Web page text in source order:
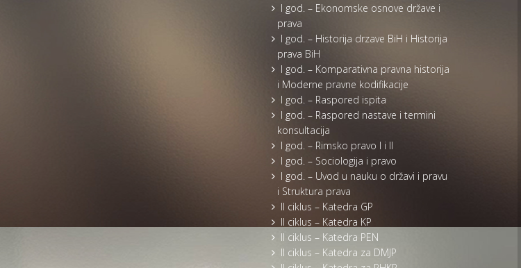
I god. – Ekonomske osnove države i
prava
I god. – Historija drzave BiH i Historija
prava BiH
I god. – Komparativna pravna historija
i Moderne pravne kodifikacije
I god. – Raspored ispita
I god. – Raspored nastave i termini
konsultacija
I god. – Rimsko pravo I i II
I god. – Sociologija i pravo
I god. – Uvod u nauku o državi i pravu
i Struktura prava
II ciklus – Katedra GP
II ciklus – Katedra KP
II ciklus – Katedra PEN
II ciklus – Katedra za DMJP